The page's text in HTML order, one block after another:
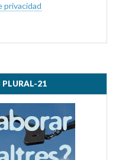
privacidad
PLURAL-21